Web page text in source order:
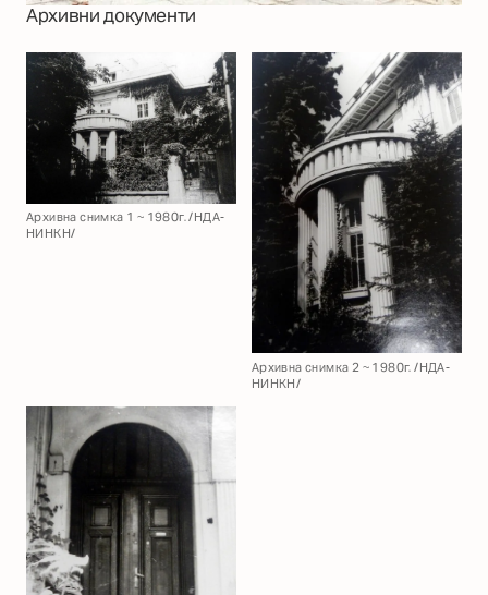
Архивни документи
Архивна снимка 1 ~ 1980г. /НДА-
НИНКН/
Архивна снимка 2 ~ 1980г. /НДА-
НИНКН/